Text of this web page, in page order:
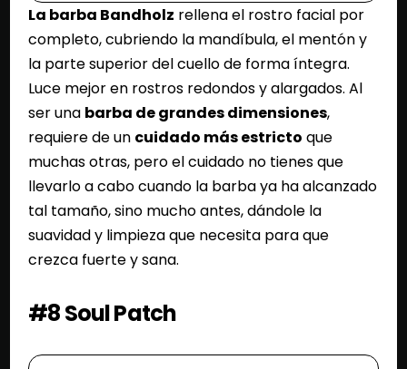
La barba Bandholz rellena el rostro facial por
completo, cubriendo la mandíbula, el mentón y
la parte superior del cuello de forma íntegra.
Luce mejor en rostros redondos y alargados. Al
ser una barba de grandes dimensiones,
requiere de un cuidado más estricto que
muchas otras, pero el cuidado no tienes que
llevarlo a cabo cuando la barba ya ha alcanzado
tal tamaño, sino mucho antes, dándole la
suavidad y limpieza que necesita para que
crezca fuerte y sana.
#8 Soul Patch